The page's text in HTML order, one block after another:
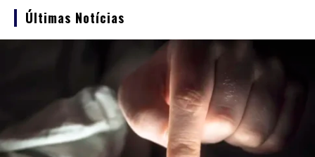
Últimas Notícias